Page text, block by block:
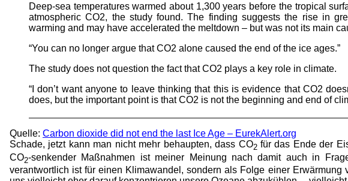
Deep-sea temperatures warmed about 1,300 years before the tropical
atmospheric CO2, the study found. The finding suggests the rise in
warming and may have accelerated the meltdown – but was not its main
“You can no longer argue that CO2 alone caused the end of the ice ages.”
The study does not question the fact that CO2 plays a key role in climate.
“I don’t want anyone to leave thinking that this is evidence that CO2
does, but the important point is that CO2 is not the beginning and end of
Quelle: Carbon dioxide did not end the last Ice Age – EurekAlert.org
Schade, jetzt kann man nicht mehr behaupten, dass CO2für das Ende der
CO2-senkender Maßnahmen ist meiner Meinung nach damit auch in
verantwortlich ist für einen Klimawandel, sondern als Folge einer Erwärmung